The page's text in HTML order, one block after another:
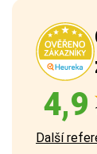
4,9
Další